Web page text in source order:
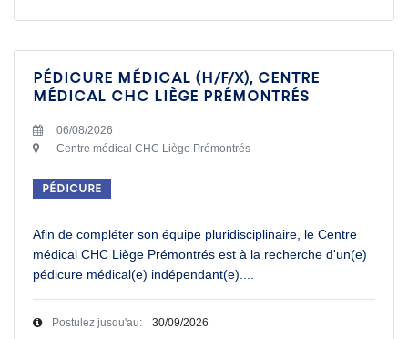
Pédicure médical (H/F/X), Centre
médical CHC Liège Prémontrés
06/08/2026
Centre médical CHC Liège Prémontrés
Pédicure
Afin de compléter son équipe pluridisciplinaire, le Centre
médical CHC Liège Prémontrés est à la recherche d'un(e)
pédicure médical(e) indépendant(e).
Postulez jusqu'au: 30/09/2026